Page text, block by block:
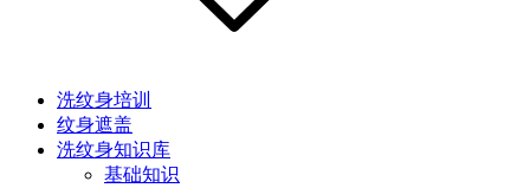
洗纹身培训
纹身遮盖
洗纹身知识库
基础知识